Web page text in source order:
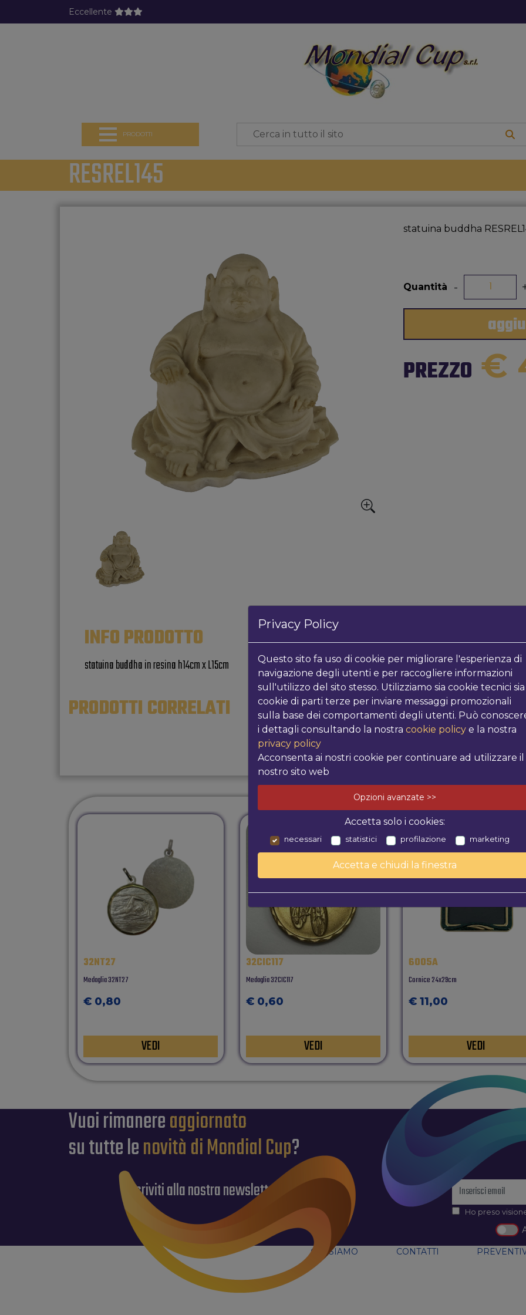
Eccellente
PRODOTTI
RESREL145
statuina buddha
Quantità -
PREZZO €
INFO PRODOTTO
statuina buddha in resina h14cm x L15cm
PRODOTTI CORRELATI POTREBBE
I più venduti
32NT27
Medaglia 32NT27
€ 0,80
VEDI
32CIC117
Medaglia 32CIC117
€ 0,60
VEDI
6005A
Cornice 24x29cm
€ 11,00
VEDI
Vuoi rimanereaggiornato
su tutte lenovità di Mondial Cup?
iscriviti alla nostra newsletter
Ho preso
CHI SIAMO CONTATTI
Privacy Policy
Questo sito fa uso di cookie per migliorare l'esperienza di
navigazione degli utenti e per raccogliere informazioni
sull'utilizzo del sito stesso. Utilizziamo sia cookie tecnici sia
cookie di parti terze per inviare messaggi promozionali
sulla base dei comportamenti degli utenti. Può
i dettagli consultando la nostra cookie policy e la nostra
privacy policy
Acconsenta ai nostri cookie per continuare ad utilizzare il
nostro sito web
Opzioni avanzate >>
Accetta solo i cookies:
necessari statistici profilazione marketing
Accetta e chiudi la finestra